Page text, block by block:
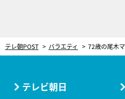
テレ朝POST バラエティ
テレビ朝日